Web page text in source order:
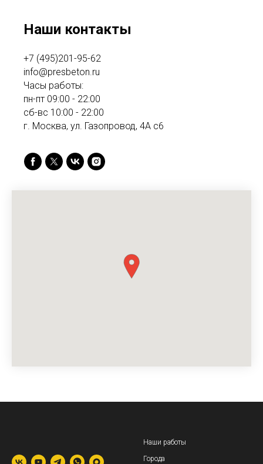
Наши контакты
+7 (495)201-95-62
info@presbeton.ru
Часы работы:
пн-пт 09:00 - 22:00
сб-вс 10:00 - 22:00
г. Москва, ул. Газопровод, 4А с6
Наши работы
Города